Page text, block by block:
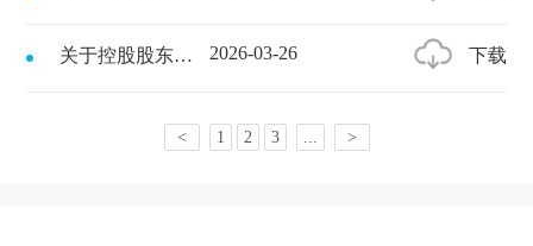
关于控股股东股份冻结进展的公告 2026-03-26 下载
< 1 2 3 ... >